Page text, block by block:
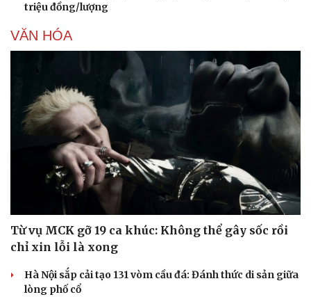
triệu đồng/lượng
VĂN HÓA
Từ vụ MCK gỡ 19 ca khúc: Không thể gây sốc rồi
chỉ xin lỗi là xong
Hà Nội sắp cải tạo 131 vòm cầu đá: Đánh thức di sản giữa
lòng phố cổ